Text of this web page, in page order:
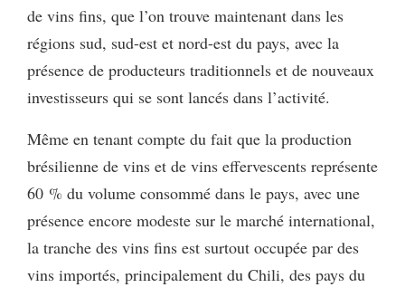
de vins fins, que l’on trouve maintenant dans les
régions sud, sud-est et nord-est du pays, avec la
présence de producteurs traditionnels et de nouveaux
investisseurs qui se sont lancés dans l’activité.
Même en tenant compte du fait que la production
brésilienne de vins et de vins effervescents représente
60 % du volume consommé dans le pays, avec une
présence encore modeste sur le marché international,
la tranche des vins fins est surtout occupée par des
vins importés, principalement du Chili, des pays du